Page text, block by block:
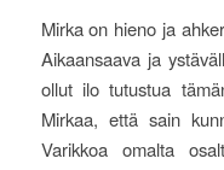
Mirka on hieno ja
Aikaansaava ja
ollut ilo tutustua
Mirkaa, että sain
Varikkoa omalta